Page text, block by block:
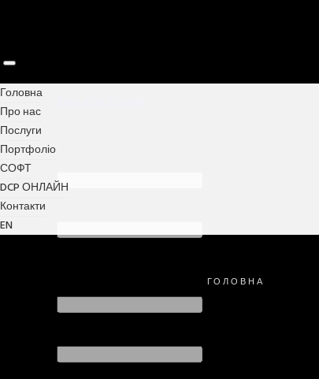
Головна
Про нас
Послуги
Портфоліо
СОФТ
DCP ОНЛАЙН
Контакти
EN
ГОЛОВНА